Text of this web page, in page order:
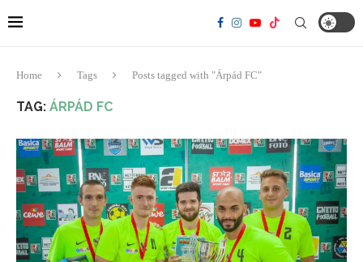
Home Tags Posts tagged with "Árpád FC"
TAG: ÁRPÁD FC